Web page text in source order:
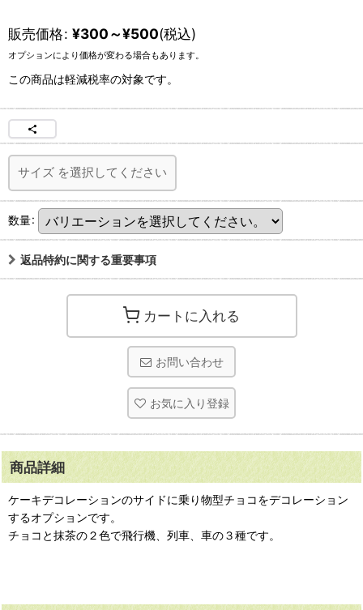
販売価格: ¥300～¥500(税込)
オプションにより価格が変わる場合もあります。
この商品は軽減税率の対象です。
サイズ を選択してください
数量:
返品特約に関する重要事項
カートに入れる
お問い合わせ
お気に入り登録
商品詳細
ケーキデコレーションのサイドに乗り物型チョコをデコレーション
するオプションです。
チョコと抹茶の２色で飛行機、列車、車の３種です。